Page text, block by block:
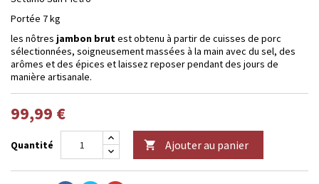
Portée 7 kg
les nôtres jambon brutest obtenu à partir de cuisses de porc
sélectionnées, soigneusement massées à la main avec du sel, des
arômes et des épices et laissez reposer pendant des jours de
manière artisanale.
99,99 €
Quantité  Ajouter au panier